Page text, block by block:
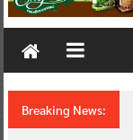
Thailand
New
Breaking News: